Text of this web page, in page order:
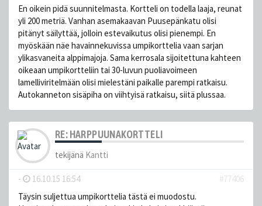
En oikein pidä suunnitelmasta. Kortteli on todella laaja, reunat
yli 200 metriä. Vanhan asemakaavan Puusepänkatu olisi
pitänyt säilyttää, jolloin estevaikutus olisi pienempi. En
myöskään näe havainnekuvissa umpikorttelia vaan sarjan
ylikasvaneita alppimajoja. Sama kerrosala sijoitettuna kahteen
oikeaan umpikortteliin tai 30-luvun puoliavoimeen
lamelliviritelmään olisi mielestäni paikalle parempi ratkaisu.
Autokanneton sisäpiha on viihtyisä ratkaisu, siitä plussaa.
RE: HARPPUUNAKORTTELI
tekijänä Kantti
- 16.10.15 16:54
#77406
Täysin suljettua umpikorttelia tästä ei muodostu.